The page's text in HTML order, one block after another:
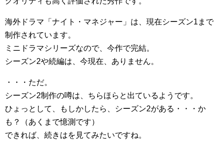
海外ドラマ「ナイト・マネジャー」は、現在シーズン1まで
制作されています。
ミニドラマシリーズなので、今作で完結。
シーズン2や続編は、今現在、ありません。
・・・ただ。
シーズン2制作の噂は、ちらほらと出ているようです。
ひょっとして、もしかしたら、シーズン2がある・・・か
も？（あくまで憶測です）
できれば、続きはを見てみたいですね。